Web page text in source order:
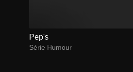
Pep's
Série Humour